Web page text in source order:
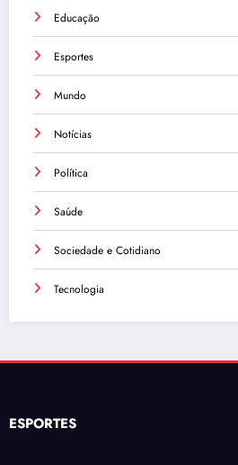
Educação
Esportes
Mundo
Notícias
Política
Saúde
Sociedade e Cotidiano
Tecnologia
ESPORTES